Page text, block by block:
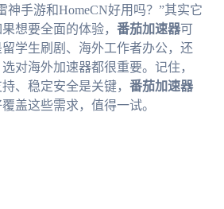
神手游和HomeCN好用吗？”其实它
想要全面的体验， 番茄加速器可
学生刷剧、海外工作者办公，还
对海外加速器都很重要。记住，
、稳定安全是关键， 番茄加速器
盖这些需求，值得一试。